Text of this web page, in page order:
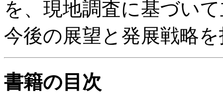
を、現地調査に基づい
今後の展望と発展戦略
書籍の目次